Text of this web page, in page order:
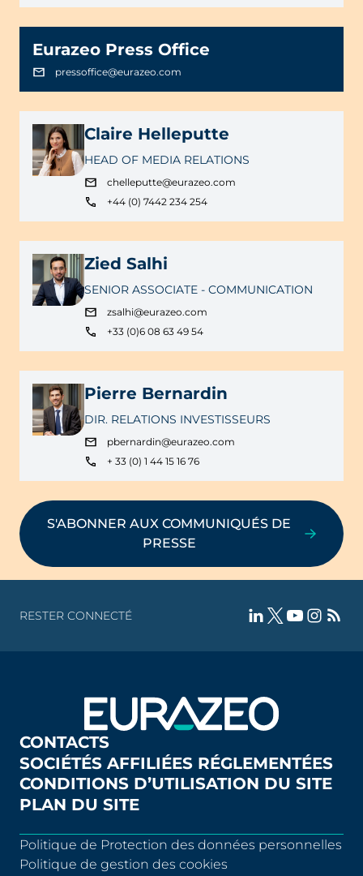
Eurazeo Press Office
pressoffice@eurazeo.com
Claire Helleputte
HEAD OF MEDIA RELATIONS
chelleputte@eurazeo.com
+44 (0) 7442 234 254
Zied Salhi
SENIOR ASSOCIATE - COMMUNICATION
zsalhi@eurazeo.com
+33 (0)6 08 63 49 54
Pierre Bernardin
DIR. RELATIONS INVESTISSEURS
pbernardin@eurazeo.com
+ 33 (0) 1 44 15 16 76
S'ABONNER AUX COMMUNIQUÉS DE
PRESSE
RESTER CONNECTÉ
CONTACTS
SOCIÉTÉS AFFILIÉES RÉGLEMENTÉES
CONDITIONS D’UTILISATION DU SITE
PLAN DU SITE
Politique de Protection des données personnelles
Politique de gestion des cookies